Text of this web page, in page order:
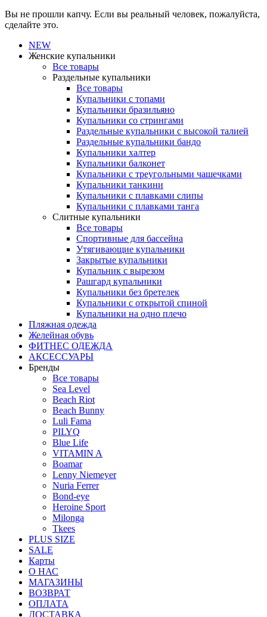
Вы не прошли капчу. Если вы реальный человек, пожалуйста,
сделайте это.
NEW
Женские купальники
Все товары
Раздельные купальники
Все товары
Купальники с топами
Купальники бразильяно
Купальники со стрингами
Раздельные купальники с высокой талией
Раздельные купальники бандо
Купальники халтер
Купальники балконет
Купальники с треугольными чашечками
Купальники танкини
Купальники с плавками слипы
Купальники с плавками танга
Слитные купальники
Все товары
Спортивные для бассейна
Утягивающие купальники
Закрытые купальники
Купальник с вырезом
Рашгард купальники
Купальники без бретелек
Купальники с открытой спиной
Купальники на одно плечо
Пляжная одежда
Желейная обувь
ФИТНЕС ОДЕЖДА
АКСЕССУАРЫ
Бренды
Все товары
Sea Level
Beach Riot
Beach Bunny
Luli Fama
PILYQ
Blue Life
VITAMIN A
Boamar
Lenny Niemeyer
Nuria Ferrer
Bond-eye
Heroine Sport
Milonga
Tkees
PLUS SIZE
SALE
Карты
О НАС
МАГАЗИНЫ
ВОЗВРАТ
ОПЛАТА
ДОСТАВКА